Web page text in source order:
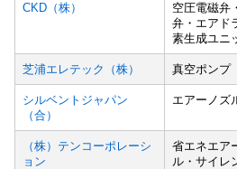
CKD（株）
空圧電磁弁
弁・エアド
素生成ユニ
芝浦エレテック（株） 真空ポンプ
シルベントジャパン
（合）
エアーノズ
（株）テンコーポレーシ
ョン
省エネエア
ル・サイレ